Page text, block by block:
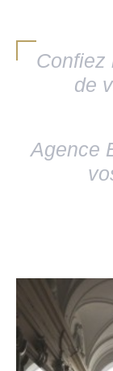
Confiez
de
Agence